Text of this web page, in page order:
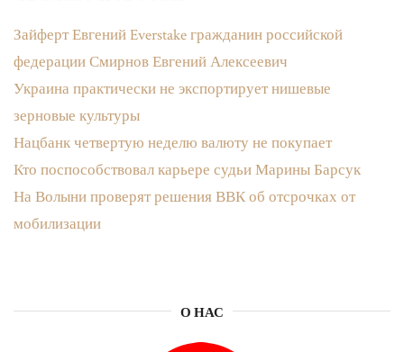
Зайферт Евгений Everstake гражданин российской
федерации Смирнов Евгений Алексеевич
Украина практически не экспортирует нишевые
зерновые культуры
Нацбанк четвертую неделю валюту не покупает
Кто поспособствовал карьере судьи Марины Барсук
На Волыни проверят решения ВВК об отсрочках от
мобилизации
О НАС